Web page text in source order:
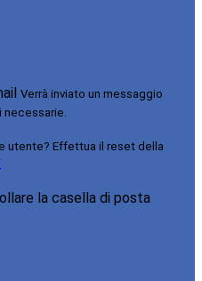
Verrà inviato un messaggio
necessarie.
utente? Effettua il reset della
la casella di posta